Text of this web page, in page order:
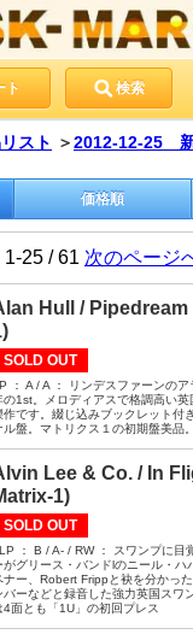
ト 検索
スト ＞2012-12-25
価格順
1-25 / 61 次のページ
Hull /
SOLD OUT
： A / A ： リンデスファーンの
の1st。メロディアスで格調高い
作です。綴じ込みブックレット付
ル盤。マトリクス１の初期盤美品。
Lee & Co. / In
1)
SOLD OUT
： B / A- / RW ： スワンプに目
がグリース・バンドlのニール・ハ
ナー、Robert Frippと袂を分かっ
バーなどと録音した強力英国スワ
4面とも「1U」の初回プレス